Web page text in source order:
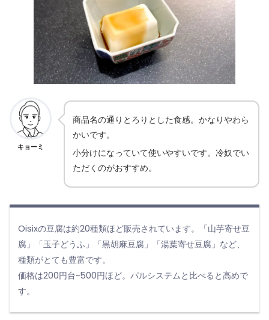
キョーミ
商品名の通りとろりとした食感。かなりやわら
かいです。
小分けになっていて使いやすいです。冷奴でい
ただくのがおすすめ。
Oisixの豆腐は約20種類ほど販売されています。「山芋寄せ豆
腐」「玉子どうふ」「黒胡麻豆腐」「湯葉寄せ豆腐」など、
種類がとても豊富です。
価格は200円台~500円ほど。パルシステムと比べると高めで
す。